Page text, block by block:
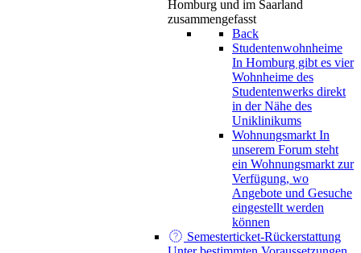
Homburg und im Saarland
zusammengefasst
Back
Studentenwohnheime
In Homburg gibt es vier
Wohnheime des
Studentenwerks direkt
in der Nähe des
Uniklinikums
Wohnungsmarkt In
unserem Forum steht
ein Wohnungsmarkt zur
Verfügung, wo
Angebote und Gesuche
eingestellt werden
können
Semesterticket-Rückerstattung